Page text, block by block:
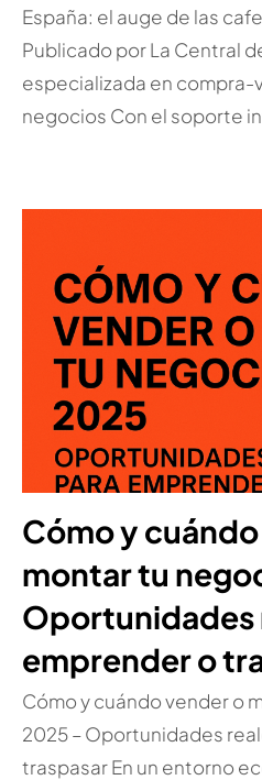
España: el auge de las
Publicado por La Central
especializada en compra-
negocios Con el soporte
Cómo y
montar tu
Oportunidades
emprender o
Cómo y cuándo vender o
2025 – Oportunidades
traspasar En un entorno